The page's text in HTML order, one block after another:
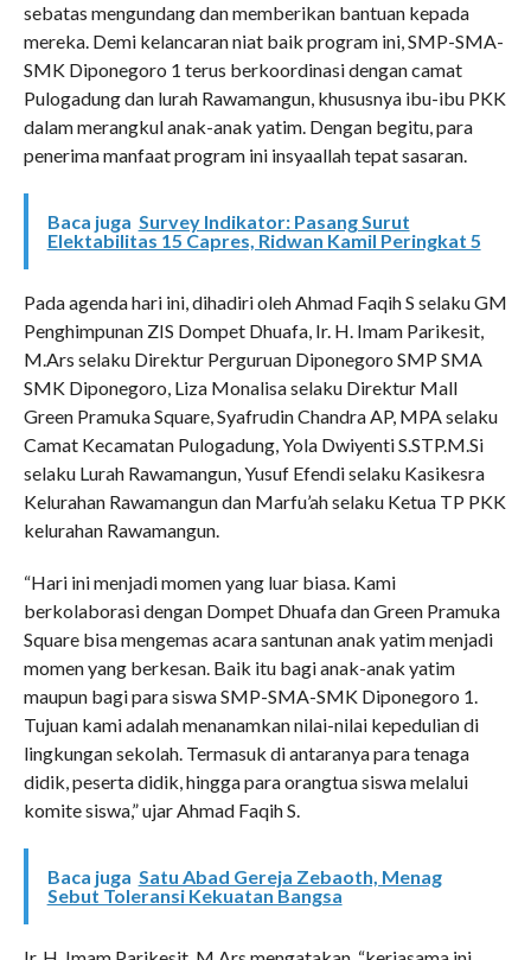
sebatas mengundang dan memberikan bantuan kepada
mereka. Demi kelancaran niat baik program ini, SMP-SMA-
SMK Diponegoro 1 terus berkoordinasi dengan camat
Pulogadung dan lurah Rawamangun, khususnya ibu-ibu PKK
dalam merangkul anak-anak yatim. Dengan begitu, para
penerima manfaat program ini insyaallah tepat sasaran.
Baca juga Survey Indikator: Pasang Surut
Elektabilitas 15 Capres, Ridwan Kamil Peringkat 5
Pada agenda hari ini, dihadiri oleh Ahmad Faqih S selaku GM
Penghimpunan ZIS Dompet Dhuafa, Ir. H. Imam Parikesit,
M.Ars selaku Direktur Perguruan Diponegoro SMP SMA
SMK Diponegoro, Liza Monalisa selaku Direktur Mall
Green Pramuka Square, Syafrudin Chandra AP, MPA selaku
Camat Kecamatan Pulogadung, Yola Dwiyenti S.STP.M.Si
selaku Lurah Rawamangun, Yusuf Efendi selaku Kasikesra
Kelurahan Rawamangun dan Marfu’ah selaku Ketua TP PKK
kelurahan Rawamangun.
“Hari ini menjadi momen yang luar biasa. Kami
berkolaborasi dengan Dompet Dhuafa dan Green Pramuka
Square bisa mengemas acara santunan anak yatim menjadi
momen yang berkesan. Baik itu bagi anak-anak yatim
maupun bagi para siswa SMP-SMA-SMK Diponegoro 1.
Tujuan kami adalah menanamkan nilai-nilai kepedulian di
lingkungan sekolah. Termasuk di antaranya para tenaga
didik, peserta didik, hingga para orangtua siswa melalui
komite siswa,” ujar Ahmad Faqih S.
Baca juga Satu Abad Gereja Zebaoth, Menag
Sebut Toleransi Kekuatan Bangsa